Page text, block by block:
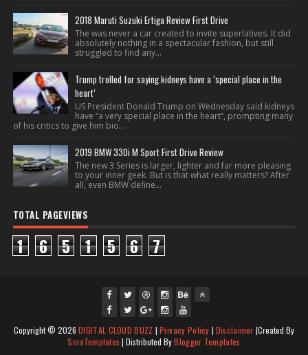
2018 Maruti Suzuki Ertiga Review First Drive
The was never a car created to invite superlatives. It did
absolutely nothing in a spectacular fashion, but still
struggled to find any...
Trump trolled for saying kidneys have a ‘special place in the
heart’
US President Donald Trump on Wednesday said kidneys
have “a very special place in the heart”, prompting many
of his critics to give him bio...
2019 BMW 330i M Sport First Drive Review
The new 3 Series is larger, lighter and far more pleasing
to your inner geek. But is that what really matters? After
all, even BMW define...
TOTAL PAGEVIEWS
1 6 5 1 5 6 7
fac
ebo
twi
tte
gpl
usJ
ins
tag
you
tub
Copyright ©2026DIGITAL CLOUD BUZZ | Privacy Policy | Disclaimer |Created By
SoraTemplates | Distributed ByBlogger Templates